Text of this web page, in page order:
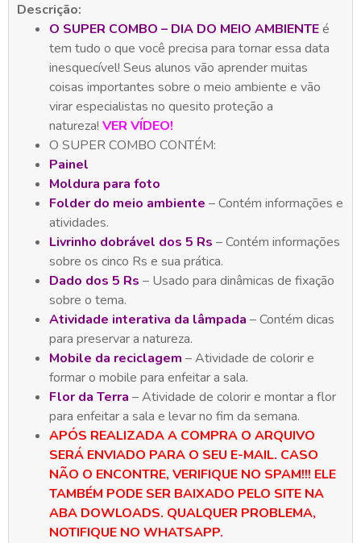
Descrição:
O SUPER COMBO – DIA DO MEIO AMBIENTEé
tem tudo o que você precisa para tornar essa data
inesquecível! Seus alunos vão aprender muitas
coisas importantes sobre o meio ambiente e vão
virar especialistas no quesito proteção a
natureza! VER VÍDEO!
O SUPER COMBO CONTÉM:
Painel
Moldura para foto
Folder do meio ambiente – Contém informações e
atividades.
Livrinho dobrável dos 5 Rs – Contém informações
sobre os cinco Rs e sua prática.
Dado dos 5 Rs – Usado para dinâmicas de fixação
sobre o tema.
Atividade interativa da lâmpada – Contém dicas
para preservar a natureza.
Mobile da reciclagem – Atividade de colorir e
formar o mobile para enfeitar a sala.
Flor da Terra – Atividade de colorir e montar a flor
para enfeitar a sala e levar no fim da semana.
APÓS REALIZADA A COMPRA O ARQUIVO
SERÁ ENVIADO PARA O SEU E-MAIL. CASO
NÃO O ENCONTRE, VERIFIQUE NO SPAM!!! ELE
TAMBÉM PODE SER BAIXADO PELO SITE NA
ABA DOWLOADS. QUALQUER PROBLEMA,
NOTIFIQUE NO WHATSAPP.